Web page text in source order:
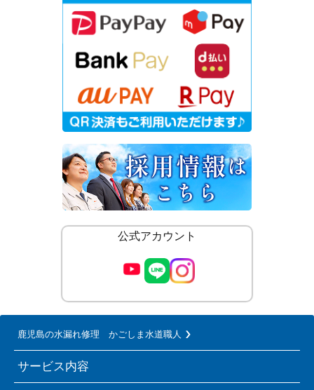
公式アカウント
鹿児島の水漏れ修理 かごしま水道職人
サービス内容